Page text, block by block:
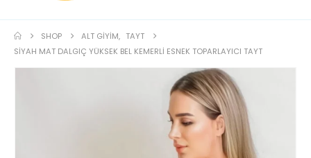
SHOP ALT GIYIM, TAYT
SIYAH MAT DALGIÇ YÜKSEK BEL KEMERLI ESNEK TOPARLAYICI TAYT